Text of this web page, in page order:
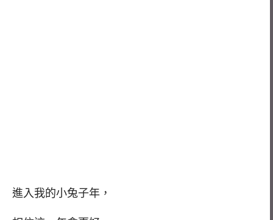
進入我的小兔子年，